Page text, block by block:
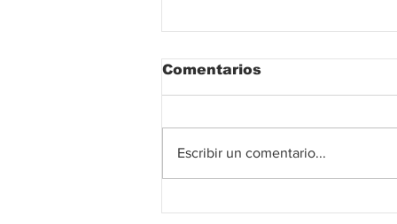
Comentarios
Escribir un comentario...